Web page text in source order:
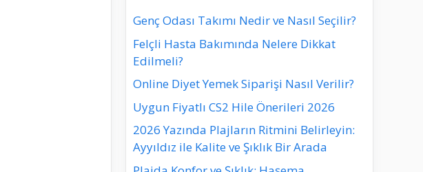
Genç Odası Takımı Nedir ve Nasıl Seçilir?
Felçli Hasta Bakımında Nelere Dikkat
Edilmeli?
Online Diyet Yemek Siparişi Nasıl Verilir?
Uygun Fiyatlı CS2 Hile Önerileri 2026
2026 Yazında Plajların Ritmini Belirleyin:
Ayyıldız ile Kalite ve Şıklık Bir Arada